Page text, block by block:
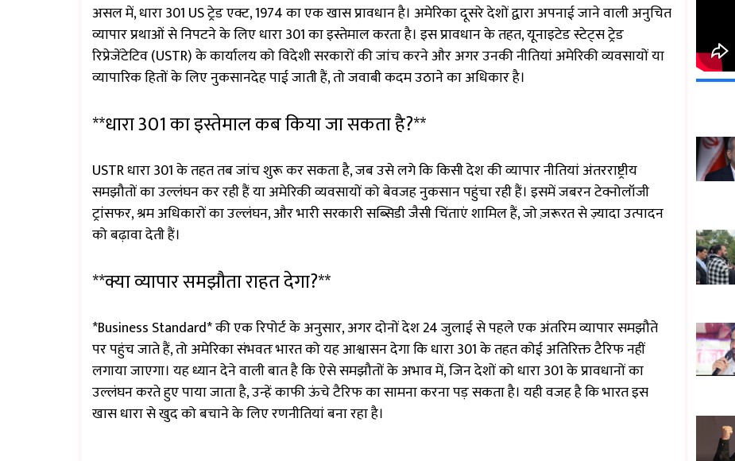
असल में, धारा 301 US ट्रेड एक्ट, 1974 का एक खास प्रावधान है। अमेरिका दूसरे देशों द्वारा अपनाई जाने वाली अनुचित
व्यापार प्रथाओं से निपटने के लिए धारा 301 का इस्तेमाल करता है। इस प्रावधान के तहत, यूनाइटेड स्टेट्स ट्रेड
रिप्रेजेंटेटिव (USTR) के कार्यालय को विदेशी सरकारों की जांच करने और अगर उनकी नीतियां अमेरिकी व्यवसायों या
व्यापारिक हितों के लिए नुकसानदेह पाई जाती हैं, तो जवाबी कदम उठाने का अधिकार है।
**धारा 301 का इस्तेमाल कब किया जा सकता है?**
USTR धारा 301 के तहत तब जांच शुरू कर सकता है, जब उसे लगे कि किसी देश की व्यापार नीतियां अंतरराष्ट्रीय
समझौतों का उल्लंघन कर रही हैं या अमेरिकी व्यवसायों को बेवजह नुकसान पहुंचा रही हैं। इसमें जबरन टेक्नोलॉजी
ट्रांसफर, श्रम अधिकारों का उल्लंघन, और भारी सरकारी सब्सिडी जैसी चिंताएं शामिल हैं, जो ज़रूरत से ज़्यादा उत्पादन
को बढ़ावा देती हैं।
**क्या व्यापार समझौता राहत देगा?**
*Business Standard* की एक रिपोर्ट के अनुसार, अगर दोनों देश 24 जुलाई से पहले एक अंतरिम व्यापार समझौते
पर पहुंच जाते हैं, तो अमेरिका संभवतः भारत को यह आश्वासन देगा कि धारा 301 के तहत कोई अतिरिक्त टैरिफ नहीं
लगाया जाएगा। यह ध्यान देने वाली बात है कि ऐसे समझौतों के अभाव में, जिन देशों को धारा 301 के प्रावधानों का
उल्लंघन करते हुए पाया जाता है, उन्हें काफी ऊंचे टैरिफ का सामना करना पड़ सकता है। यही वजह है कि भारत इस
खास धारा से खुद को बचाने के लिए रणनीतियां बना रहा है।